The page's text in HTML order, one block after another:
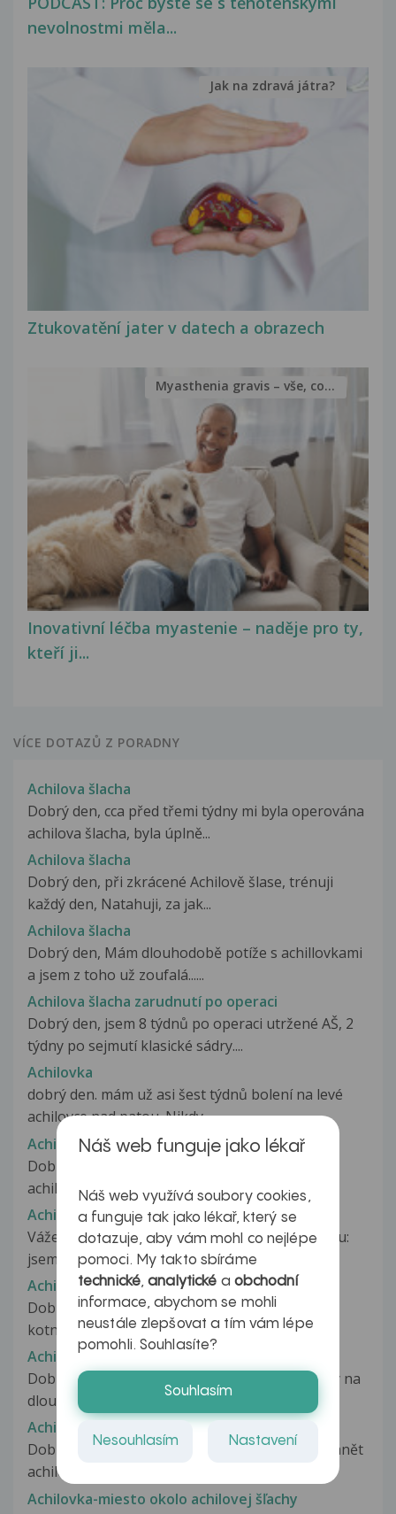
nevolnostmi měla...
Ztukovatění jater v datech a obrazech
Jak na zdravá játra?
Inovativní léčba myastenie – naděje pro ty,
kteří ji...
Myasthenia gravis – vše, co...
VÍCE DOTAZŮ Z PORADNY
Achilova šlacha
Dobrý den, cca před třemi týdny mi byla operována
achilova šlacha, byla úplně...
Achilova šlacha
Dobrý den, při zkrácené Achilově šlase, trénuji
každý den, Natahuji, za jak...
Achilova šlacha
Dobrý den, Mám dlouhodobě potíže s achillovkami
a jsem z toho už zoufalá......
Achilova šlacha zarudnutí po operaci
Dobrý den, jsem 8 týdnů po operaci utržené AŠ, 2
týdny po sejmutí klasické sádry....
Achilovka
dobrý den. mám už asi šest týdnů bolení na levé
achilovce,nad patou. Nikdy...
Achilovka
Dobry den chtel bych se zeptat utrhl jsem si
achilovku pri behu na vytrvalost...
Achilovka
Vážený pane doktore, dovoluji si požádat o radu:
jsem 4 týdny po suture achilovy...
Achilovka
Dobrý den , je mi 17let a jsem po operaci
kotníku,kotník mám sešroubovaný.Po...
Achilovka - zánět
Dobrý den, v mládí jsem dělal dost aktivně běhy na
dlouhé tratě a z toho pramenily...
Achilovka a kotník
Dobrý den, Měl bych dotaz už kdysi jsem měl zánět
achilovky,a 14dní klid,a...
Achilovka-miesto okolo achilovej šľachy
Náš web funguje jako lékař
Náš web využívá soubory cookies,
a funguje tak jako lékař, který se
dotazuje, aby vám mohl co nejlépe
pomoci. My takto sbíráme
technické,analytické a obchodní
informace, abychom se mohli
neustále zlepšovat a tím vám lépe
pomohli. Souhlasíte?
Souhlasím
Nesouhlasím Nastavení